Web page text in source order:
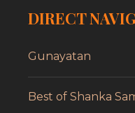
DIRECT
Gunayatan
Best of Shanka